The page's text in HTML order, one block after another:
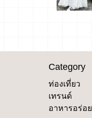
Category
ท่องเที่ยว
เทรนด์
อาหารอร่อย